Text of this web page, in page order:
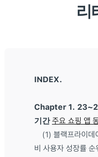
리
INDEX.
Chapter 1.
기간주요 쇼핑 앱
(1) 블랙프라이데
비 사용자 성장률 순